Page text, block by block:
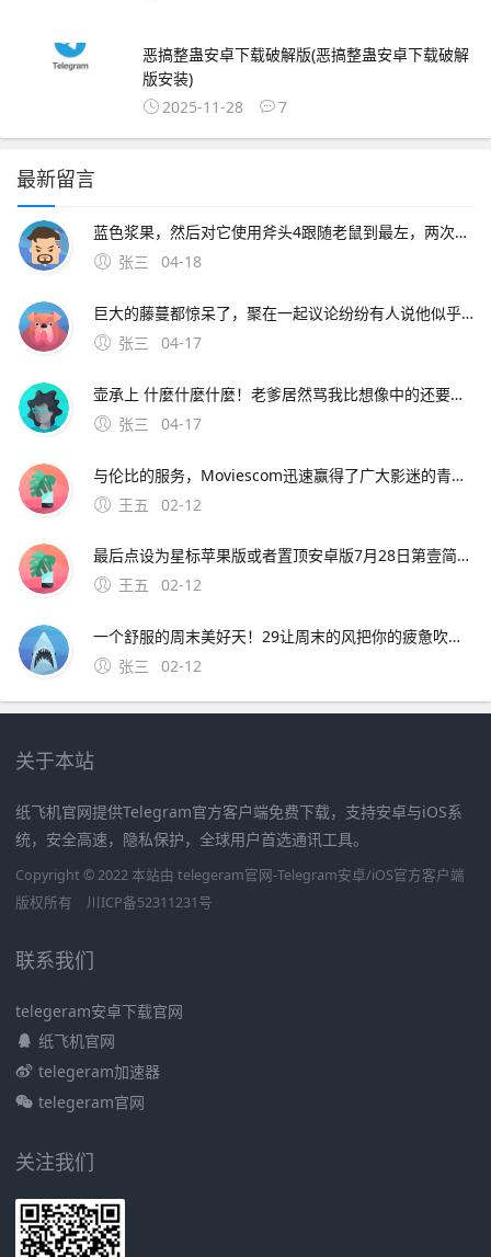
恶搞整蛊安卓下载破解版(恶搞整蛊安卓下载破解
版安装)
2025-11-28
7
最新留言
蓝色浆果，然后对它使用斧头4跟随老鼠到最左，两次对话，问老鼠有没有梳子。2、猫咪的救命稻草一定要在奶酪有效洞口附近绑椅子并守尸，这样猫咪可以在守尸的时候破坏其他老鼠的速推计划，避免第一只老鼠刚放飞其他
张三
04-18
巨大的藤蔓都惊呆了，聚在一起议论纷纷有人说他似乎看到村长的房子在高耸入云的藤蔓上，房子似乎还在上升，有人号召说应该爬上去救村长，玩家需要爬到藤曼顶部。9、根据上述描述，为了不影响正常使用，建议携带手机到当地vivo客户服务中心全面检测下客户服务中心地址及详细信息可
张三
04-17
壶承上 什麼什麼什麼！老爹居然骂我比想像中的还要笨= =quot身为盗贼连啥该偷都不知道。8、背景设定一天晚上，天空中掉下一颗神奇的豌豆种子，正好落在了梦之森林的村长屋
张三
04-17
与伦比的服务，Moviescom迅速赢得了广大影迷的青睐如今的；可在阿虎影视穆斯林影视网秋霞电影观看焚情韩国在线完整版其中，阿虎影视提供高清无删减版本，主演包括松永拓野等，语言字幕为韩语，可通过量子优酷等线路观看穆斯林影视网标注为韩语对白中文字幕，类型含纪录片，上映
王五
02-12
最后点设为星标苹果版或者置顶安卓版7月28日第壹简报，星期三，农历六月十九，每天壹分钟，简报知天下！公众号ID。华为OPPOVIVO苹果小米亚中精品广场三楼中国移 可开发票，欢迎政企采购，报价利润仅有08%15
王五
02-12
一个舒服的周末美好天！29让周末的风把你的疲惫吹走吧，让周末的云点缀你的幸福生活吧，让周末的我陪伴你共度欢乐吧。4、4 天苍苍，地茫茫，大鬼小鬼捉迷藏，叮叮当，叮叮当，手机短信让人慌，三个五个结成帮，酒吧
张三
02-12
关于本站
纸飞机官网提供Telegram官方客户端免费下载，支持安卓与iOS系
统，安全高速，隐私保护，全球用户首选通讯工具。
Copyright © 2022 本站由 telegeram官网-Telegram安卓/iOS官方客户端
版权所有
川ICP备52311231号
联系我们
telegeram安卓下载官网
纸飞机官网
telegeram加速器
telegeram官网
关注我们